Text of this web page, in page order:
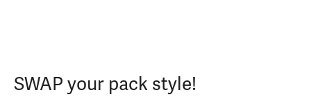
SWAP your pack style!